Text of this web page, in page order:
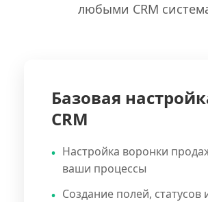
любыми CRM
Базовая
CRM
Настройка воронки
ваши процессы
Создание полей, статусов